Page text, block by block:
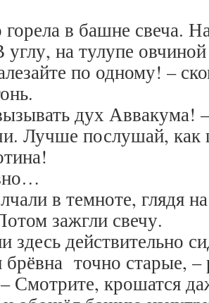
в башне свеча.
углу, на тулупе
по одному! –
дух Аввакума!
Лучше послушай, как
в темноте, глядя
зажгли свечу.
здесь действительно
точно старые, –
Смотрите, крошатся